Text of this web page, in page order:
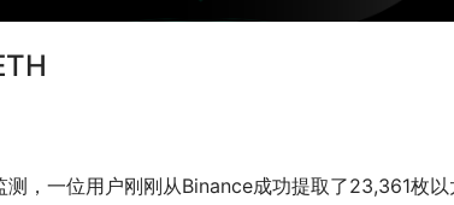
，一位用户刚刚从Binance成功提取了23,361枚以